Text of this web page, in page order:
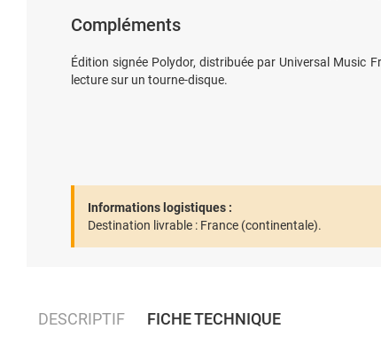
Compléments
Édition signée Polydor, distribuée par Universal Music
lecture sur un tourne-disque.
Informations logistiques :
Destination livrable : France (continentale).
DESCRIPTIF FICHE TECHNIQUE